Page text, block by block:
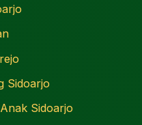
Sidoarjo
Sidoarjo